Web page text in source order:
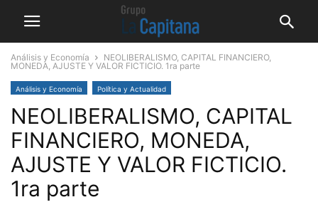
Análisis y Economía
NEOLIBERALISMO, CAPITAL FINANCIERO,
MONEDA, AJUSTE Y VALOR FICTICIO. 1ra parte
Análisis y Economía Política y Actualidad
NEOLIBERALISMO, CAPITAL
FINANCIERO, MONEDA,
AJUSTE Y VALOR FICTICIO.
1ra parte